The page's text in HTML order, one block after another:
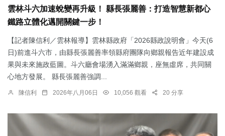
雲林斗六加速蛻變再升級！ 縣長張麗善：打造智慧新都心
鐵路立體化邁開關鍵一步！
【記者陳信利／雲林報導】雲林縣政府「2026縣政說明會」今天(6
日)前進斗六市，由縣長張麗善率領縣府團隊向鄉親報告近年建設成
果與未來施政藍圖。斗六廳會場湧入滿滿鄉親，座無虛席，共同關
心地方發展。 縣長張麗善強調...
陳信利 2026年八月06日 10,056 觀看 20 分享